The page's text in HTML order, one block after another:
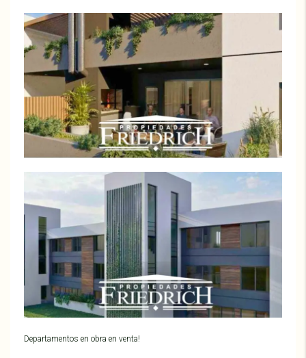
Departamentos en obra en venta!